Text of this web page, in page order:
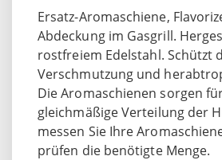
Ersatz-Aromaschiene,
Abdeckung im Gasgrill.
rostfreiem Edelstahl. Schützt
Verschmutzung und
Die Aromaschienen sorgen
gleichmäßige Verteilung der
messen Sie Ihre
prüfen die benötigte Menge.